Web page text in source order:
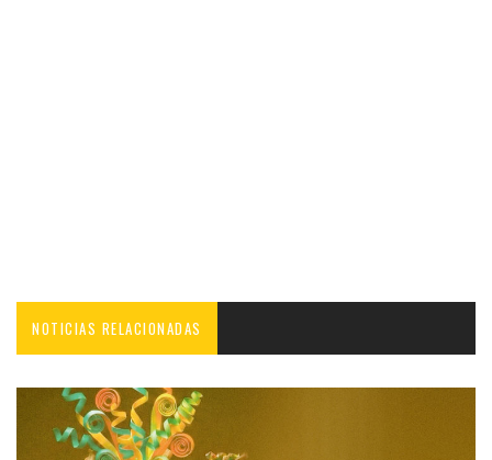
NOTICIAS RELACIONADAS